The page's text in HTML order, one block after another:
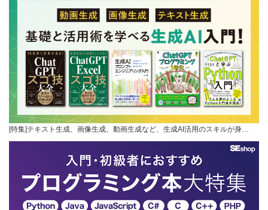
[特集]テキスト生成、画像生成、動画生成など、生成AI活用のスキルが身…